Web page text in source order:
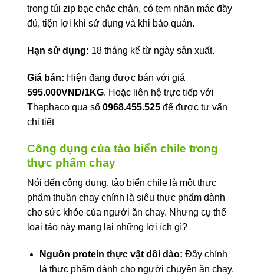
trong túi zip bạc chắc chắn, có tem nhãn mác đầy
đủ, tiện lợi khi sử dụng và khi bảo quản.
Hạn sử dụng: 18 tháng kể từ ngày sản xuất.
Giá bán: Hiện đang được bán với giá
595.000VND/1KG. Hoặc liên hệ trực tiếp với
Thaphaco qua số 0968.455.525 để được tư vấn
chi tiết
Công dụng của tảo biển chile trong
thực phẩm chay
Nói đến công dụng, tảo biển chile là một thực
phẩm thuần chay chính là siêu thực phẩm dành
cho sức khỏe của người ăn chay. Nhưng cụ thể
loại tảo này mang lại những lợi ích gì?
Nguồn protein thực vật dồi dào: Đây chính
là thực phẩm dành cho người chuyên ăn chay,